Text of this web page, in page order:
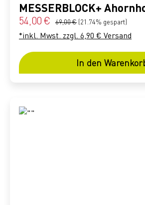
MESSERBLOCK+
Verkaufspreis:
54,00 € Regulärer Preis:
69,00 € (21.74% gespart)
*inkl. Mwst. zzgl. 6,90 € Versand
In den